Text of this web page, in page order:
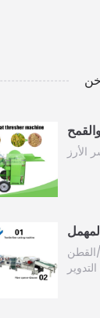
القطن